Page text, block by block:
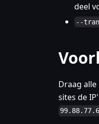
deel
--
Draag
sites de